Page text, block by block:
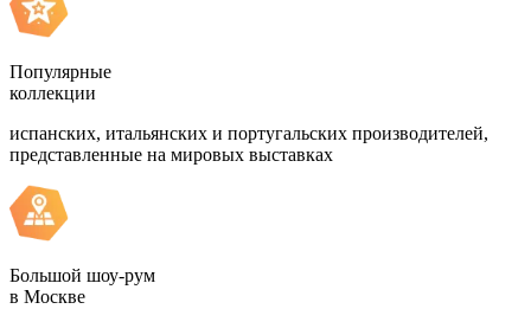
Популярные
коллекции
испанских, итальянских и португальских производителей,
представленные на мировых выставках
Большой шоу-рум
в Москве